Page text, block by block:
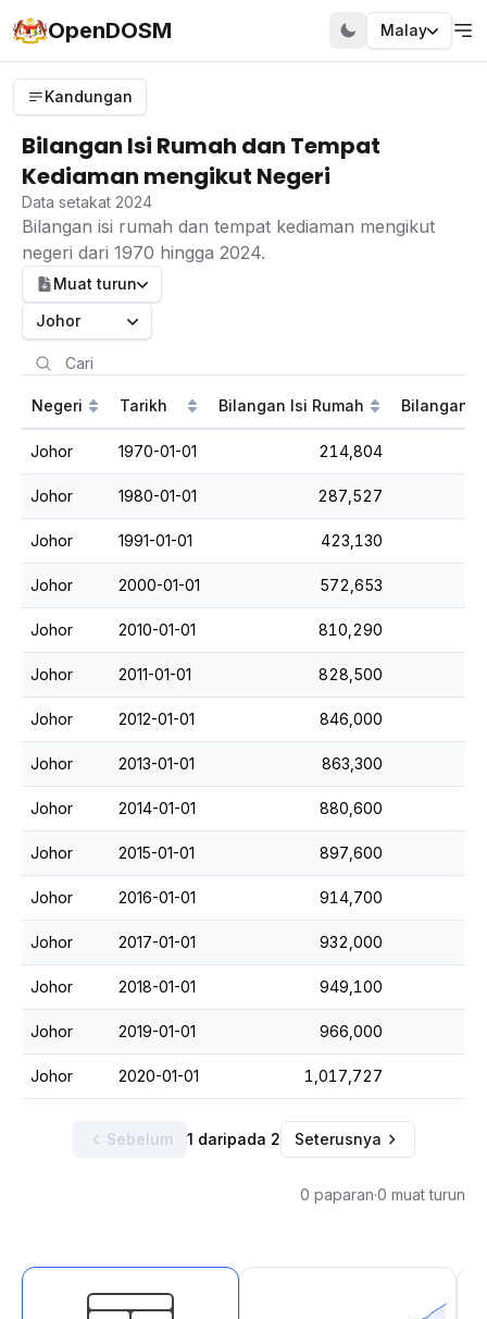
OpenDOSM Malay
Kandungan
Bilangan Isi Rumah dan Tempat
Kediaman mengikut Negeri
Data setakat 2024
Bilangan isi rumah dan tempat kediaman mengikut
negeri dari 1970 hingga 2024.
Muat turun
Johor
Negeri Tarikh Bilangan Isi Rumah Bilangan
Johor 1970-01-01 214,804
Johor 1980-01-01 287,527
Johor 1991-01-01 423,130
Johor 2000-01-01 572,653
Johor 2010-01-01 810,290
Johor 2011-01-01 828,500
Johor 2012-01-01 846,000
Johor 2013-01-01 863,300
Johor 2014-01-01 880,600
Johor 2015-01-01 897,600
Johor 2016-01-01 914,700
Johor 2017-01-01 932,000
Johor 2018-01-01 949,100
Johor 2019-01-01 966,000
Johor 2020-01-01 1,017,727
Sebelum 1 daripada 2 Seterusnya
0 paparan·0 muat turun